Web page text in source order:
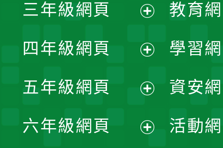
選
單
開
選
單
三年級網頁
開
選
單
四年級網頁
開
選
五年級網頁
開
六年級網頁
教育
學習
資安
活動